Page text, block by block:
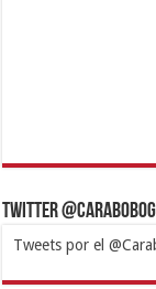
Twitter
Tweets por el
1xbetBetturkeyBetist
https://